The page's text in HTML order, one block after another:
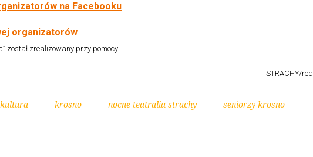
na Facebooku
organizatorów
został zrealizowany przy pomocy
STRACHY/red
krosno nocne teatralia strachy seniorzy krosno